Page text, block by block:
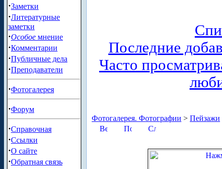
·Заметки
·Литературные
заметки
·Особое мнение
·Комментарии
·Публичные дела
·Преподаватели
·Фотогалерея
·Форум
·Справочная
·Ссылки
·О сайте
·Обратная связь
Последние
Часто
Фотогалерея. Фотографии > Пейзажи